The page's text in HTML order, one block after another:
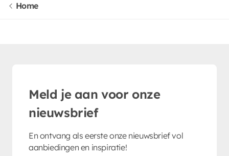
Home
Meld je aan voor onze
nieuwsbrief
En ontvang als eerste onze nieuwsbrief vol
aanbiedingen en inspiratie!